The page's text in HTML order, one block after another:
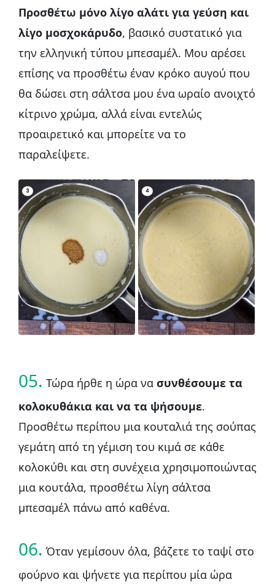
Προσθέτω μόνο λίγο αλάτι για γεύση και
λίγο μοσχοκάρυδο, βασικό συστατικό για
την ελληνική τύπου μπεσαμέλ. Μου αρέσει
επίσης να προσθέτω έναν κρόκο αυγού που
θα δώσει στη σάλτσα μου ένα ωραίο ανοιχτό
κίτρινο χρώμα, αλλά είναι εντελώς
προαιρετικό και μπορείτε να το
παραλείψετε.
05. Τώρα ήρθε η ώρα να συνθέσουμε τα
κολοκυθάκια και να τα ψήσουμε.
Προσθέτω περίπου μια κουταλιά της σούπας
γεμάτη από τη γέμιση του κιμά σε κάθε
κολοκύθι και στη συνέχεια χρησιμοποιώντας
μια κουτάλα, προσθέτω λίγη σάλτσα
μπεσαμέλ πάνω από καθένα.
06. Όταν γεμίσουν όλα, βάζετε το ταψί στο
φούρνο και ψήνετε για περίπου μία ώρα